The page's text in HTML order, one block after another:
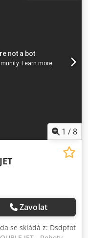
50-100 m/min
obráběcí centrum
systémem
1 /8
Zavolat
se skládá z: Dsdpfot